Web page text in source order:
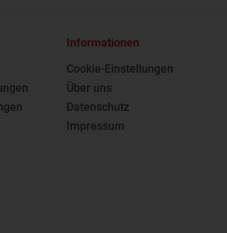
Informationen
Cookie-Einstellungen
Über uns
Datenschutz
Impressum